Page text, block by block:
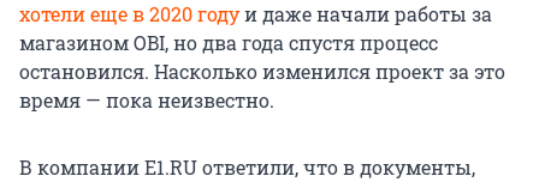
хотели еще в 2020 годуи даже начали работы за
магазином OBI, но два года спустя процесс
остановился. Насколько изменился проект за это
время — пока неизвестно.
В компании E1.RU ответили, что в документы,